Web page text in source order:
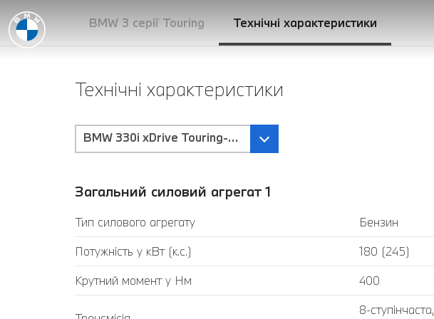
BMW 3 серії Touring Технічні характеристики
Технічні характеристики
BMW 330i xDrive Touring-Трансмісія Steptronic Sport
Загальний силовий агрегат 1
Тип силового агрегату
Бензин
Потужність у кВт (к.с.)
180 (245)
Крутний момент у Нм
400
8-ступінчаста,